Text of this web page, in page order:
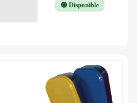
🟢 Disponible